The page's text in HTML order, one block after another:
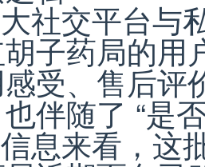
社交平台与
子药局的用
受、售后评
伴随了 “是
息来看，这